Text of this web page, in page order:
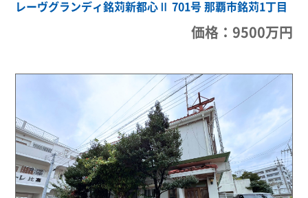
レーヴグランディ銘苅新都心Ⅱ 701号 那覇市銘苅1丁目
価格：9500万円